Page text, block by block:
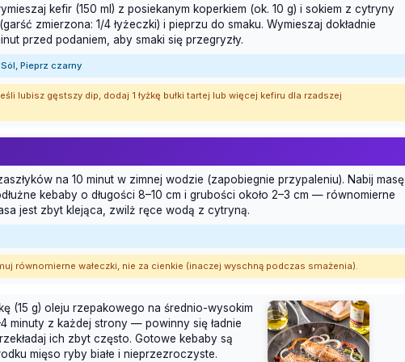
kefir (150 ml) z posiekanym koperkiem (ok. 10 g) i sokiem z cytryny
zmierzona: 1/4 łyżeczki) i pieprzu do smaku. Wymieszaj dokładnie
przed podaniem, aby smaki się przegryzły.
Pieprz czarny
lubisz gęstszy dip, dodaj 1 łyżkę bułki tartej lub więcej kefiru dla rzadszej
na 10 minut w zimnej wodzie (zapobiegnie przypaleniu). Nabij masę
kebaby o długości 8–10 cm i grubości około 2–3 cm — równomierne
jest zbyt klejąca, zwilż ręce wodą z cytryną.
równomierne wałeczki, nie za cienkie (inaczej wyschną podczas smażenia).
(15 g) oleju rzepakowego na średnio-wysokim
minuty z każdej strony — powinny się ładnie
ich zbyt często. Gotowe kebaby są
mięso ryby białe i nieprzezroczyste.